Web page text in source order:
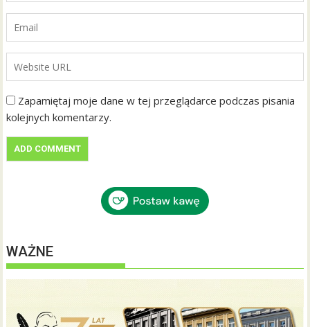
Zapamiętaj moje dane w tej przeglądarce podczas pisania
kolejnych komentarzy.
WAŻNE